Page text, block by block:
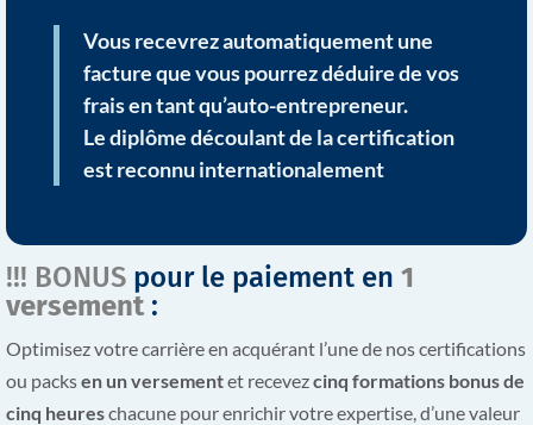
Vous recevrez automatiquement une
facture que vous pourrez déduire de vos
frais en tant qu’auto-entrepreneur.
Le diplôme découlant de la certification
est reconnu internationalement
!!! BONUS pour le paiement en 1
versement :
Optimisez votre carrière en acquérant l’une de nos certifications
ou packsen un versementet recevezcinq formations bonus de
cinq heureschacune pour enrichir votre expertise, d’une valeur